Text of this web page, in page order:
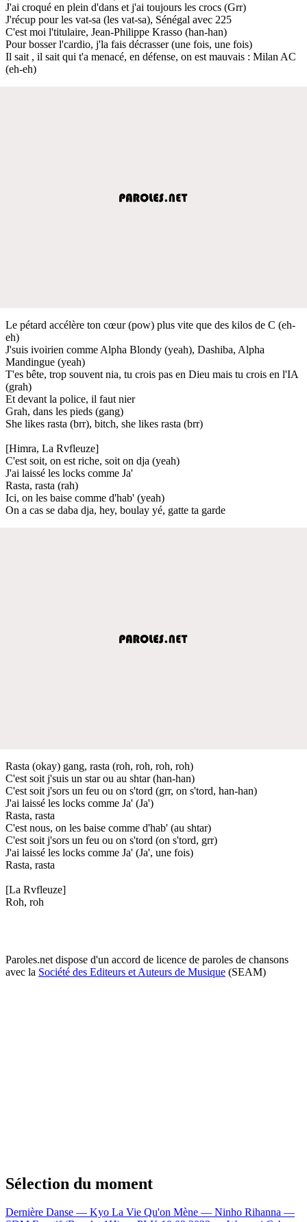
J'ai croqué en plein d'dans et j'ai toujours les crocs (Grr)
J'récup pour les vat-sa (les vat-sa), Sénégal avec 225
C'est moi l'titulaire, Jean-Philippe Krasso (han-han)
Pour bosser l'cardio, j'la fais décrasser (une fois, une fois)
Il sait , il sait qui t'a menacé, en défense, on est mauvais : Milan AC
(eh-eh)
Le pétard accélère ton cœur (pow) plus vite que des kilos de C (eh-
eh)
J'suis ivoirien comme Alpha Blondy (yeah), Dashiba, Alpha
Mandingue (yeah)
T'es bête, trop souvent nia, tu crois pas en Dieu mais tu crois en l'IA
(grah)
Et devant la police, il faut nier
Grah, dans les pieds (gang)
She likes rasta (brr), bitch, she likes rasta (brr)
[Himra, La Rvfleuze]
C'est soit, on est riche, soit on dja (yeah)
J'ai laissé les locks comme Ja'
Rasta, rasta (rah)
Ici, on les baise comme d'hab' (yeah)
On a cas se daba dja, hey, boulay yé, gatte ta garde
Rasta (okay) gang, rasta (roh, roh, roh, roh)
C'est soit j'suis un star ou au shtar (han-han)
C'est soit j'sors un feu ou on s'tord (grr, on s'tord, han-han)
J'ai laissé les locks comme Ja' (Ja')
Rasta, rasta
C'est nous, on les baise comme d'hab' (au shtar)
C'est soit j'sors un feu ou on s'tord (on s'tord, grr)
J'ai laissé les locks comme Ja' (Ja', une fois)
Rasta, rasta
[La Rvfleuze]
Roh, roh
Paroles.net dispose d'un accord de licence de paroles de chansons
avec la Société des Editeurs et Auteurs de Musique (SEAM)
Sélection du moment
Dernière Danse — Kyo La Vie Qu'on Mène — Ninho Rihanna —